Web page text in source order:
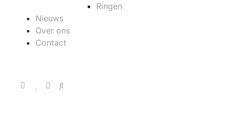
Ringen
Nieuws
Over ons
Contact